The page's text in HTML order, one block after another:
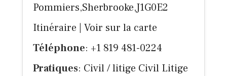
Pommiers,Sherbrooke,J1G0E2
Itinéraire
Voir sur la carte
Téléphone: +1 819 481-0224
Pratiques: Civil / litige Civil Litige